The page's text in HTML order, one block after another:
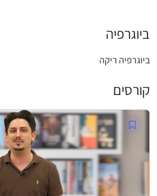
ביוגרפיה
ביוגרפיה ריקה
קורסים